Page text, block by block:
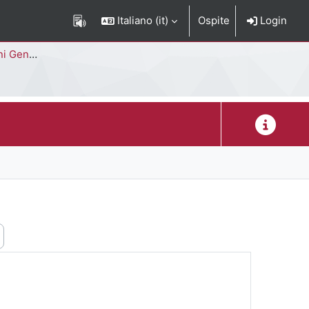
Italiano ‎(it)‎ Ospite Login
di Studi